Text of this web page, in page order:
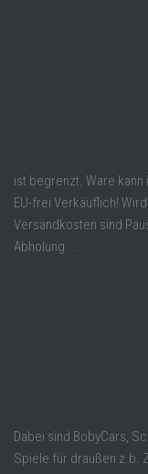
ist begrenzt. Ware
EU-frei Verkäuflich!
Versandkosten sind
Abholung ...
Dabei sind BobyCars,
Spiele für draußen z.b.